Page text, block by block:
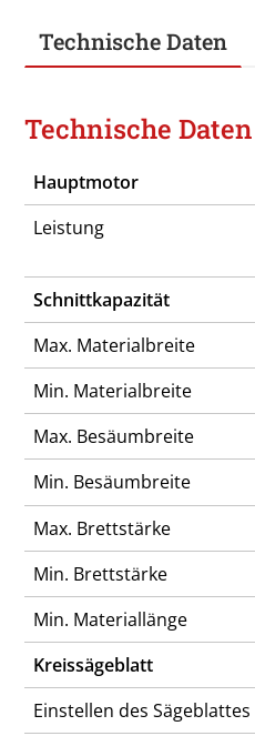
Technische Daten
Technische Daten
Hauptmotor
Leistung
Schnittkapazität
Max. Materialbreite
Min. Materialbreite
Max. Besäumbreite
Min. Besäumbreite
Max. Brettstärke
Min. Brettstärke
Min. Materiallänge
Kreissägeblatt
Einstellen des Sägeblattes